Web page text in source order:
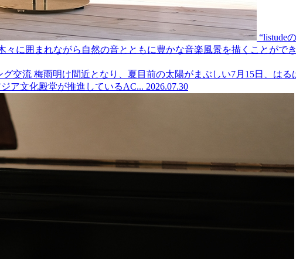
“listude
々に囲まれながら自然の音とともに豊かな音楽風景を描くことがで
グ交流 梅雨明け間近となり、夏目前の太陽がまぶしい7月15日、はる
ア文化殿堂が推進しているAC... 2026.07.30